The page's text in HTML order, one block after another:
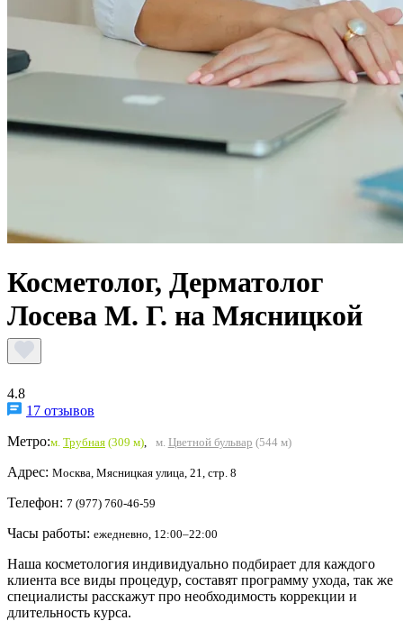
Косметолог, Дерматолог
Лосева М. Г. на Мясницкой
4.8
17 отзывов
Метро:м. Трубная (309 м) м. Цветной бульвар (544 м)
Адрес: Москва, Мясницкая улица, 21, стр. 8
Телефон: 7 (977) 760-46-59
Часы работы: ежедневно, 12:00–22:00
Наша косметология индивидуально подбирает для каждого
клиента все виды процедур, составят программу ухода, так же
специалисты расскажут про необходимость коррекции и
длительность курса.